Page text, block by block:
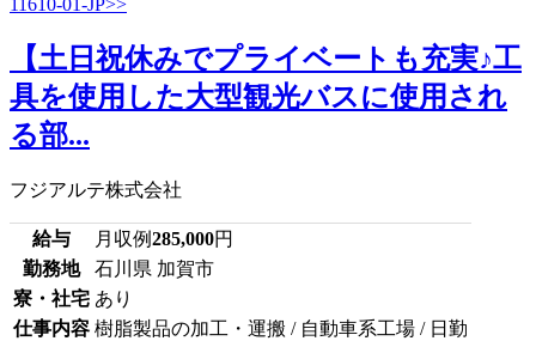
【土日祝休みでプライベートも充実♪工
具を使用した大型観光バスに使用され
る部...
フジアルテ株式会社
給与 月収例285,000円
勤務地
石川県 加賀市
寮・社宅 あり
仕事内容 樹脂製品の加工・運搬 / 自動車系工場 / 日勤